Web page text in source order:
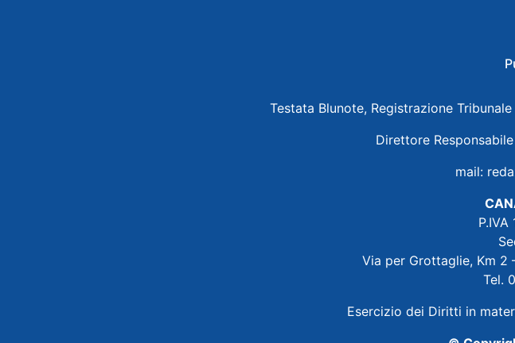
Testata Blunote, Registrazione
Direttore
mail:
P.IVA
Via per Grottaglie, Km 2
Tel.
Esercizio dei Diritti in